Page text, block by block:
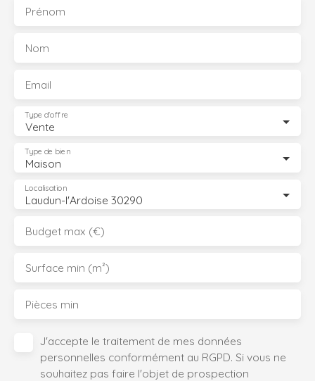
Prénom
Nom
Email
Vente
Type d'offre
Maison
Type de bien
Laudun-l'Ardoise 30290
Localisation
Budget max (€)
Surface min (m²)
Pièces min
J'accepte le traitement de mes données
personnelles conformément au RGPD. Si vous ne
souhaitez pas faire l'objet de prospection